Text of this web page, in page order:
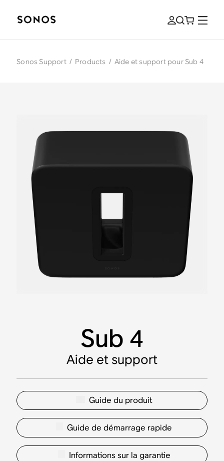
Sonos Support / Products / Aide et support pour Sub 4
Sub 4
Aide et support
Guide du produit
Guide de démarrage rapide
Informations sur la garantie